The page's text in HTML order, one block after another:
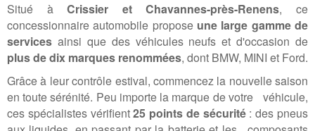
Situé àCrissier et Chavannes-près-Renens, ce
concessionnaire automobile propose une large gamme de
services ainsi que des véhicules neufs et d'occasion de
plus de dix marques renommées, dont BMW, MINI et Ford.
Grâce à leur contrôle estival, commencez la nouvelle saison
en toute sérénité. Peu importe la marque de votre véhicule,
ces spécialistes vérifient25 points de sécurité: des pneus